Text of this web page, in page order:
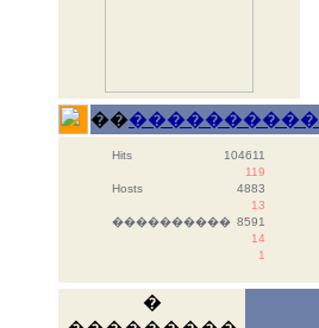
������������
Hits
104611
119
Hosts
4883
13
���������� 8591
14
1
�